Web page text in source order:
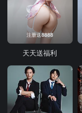
注册送8888
天天送福利